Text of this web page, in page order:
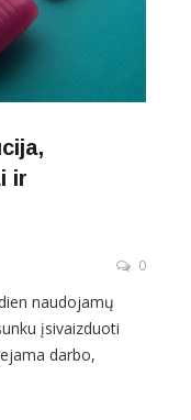
ir
0
naudojamų
įsivaizduoti
darbo,